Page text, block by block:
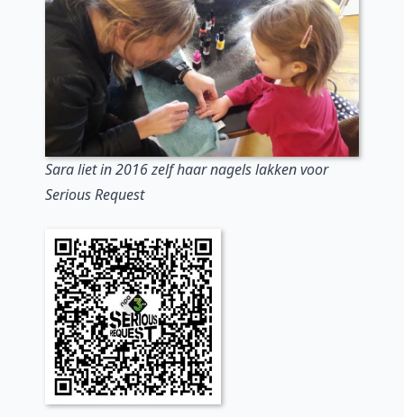
Sara liet in 2016 zelf haar nagels lakken voor
Serious Request